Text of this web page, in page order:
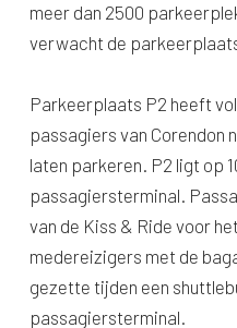
meer dan 2500
verwacht de
Parkeerplaats P2 heeft
passagiers van Corendon
laten parkeren. P2 ligt op
passagiersterminal.
van de Kiss & Ride voor
medereizigers met de
gezette tijden een
passagiersterminal.